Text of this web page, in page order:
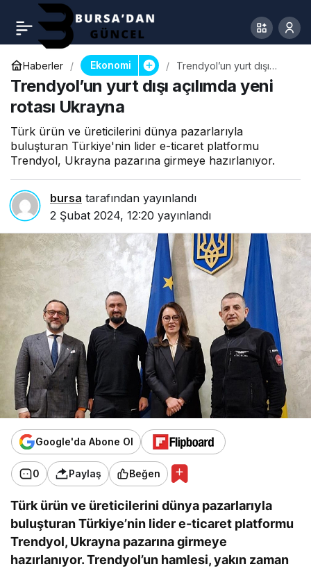
Haberler Ekonomi
Trendyol’un yurt dışı
açılımda yeni rotası
Ukrayna
Trendyol’un yurt dışı açılımda yeni
rotası Ukrayna
Türk ürün ve üreticilerini dünya pazarlarıyla
buluşturan Türkiye'nin lider e-ticaret platformu
Trendyol, Ukrayna pazarına girmeye hazırlanıyor.
bursa tarafından yayınlandı
2 Şubat 2024, 12:20 yayınlandı
Google'da Abone Ol
0 Paylaş Beğen
Türk ürün ve üreticilerini dünya pazarlarıyla
buluşturan Türkiye’nin lider e-ticaret platformu
Trendyol, Ukrayna pazarına girmeye
hazırlanıyor. Trendyol’un hamlesi, yakın zaman